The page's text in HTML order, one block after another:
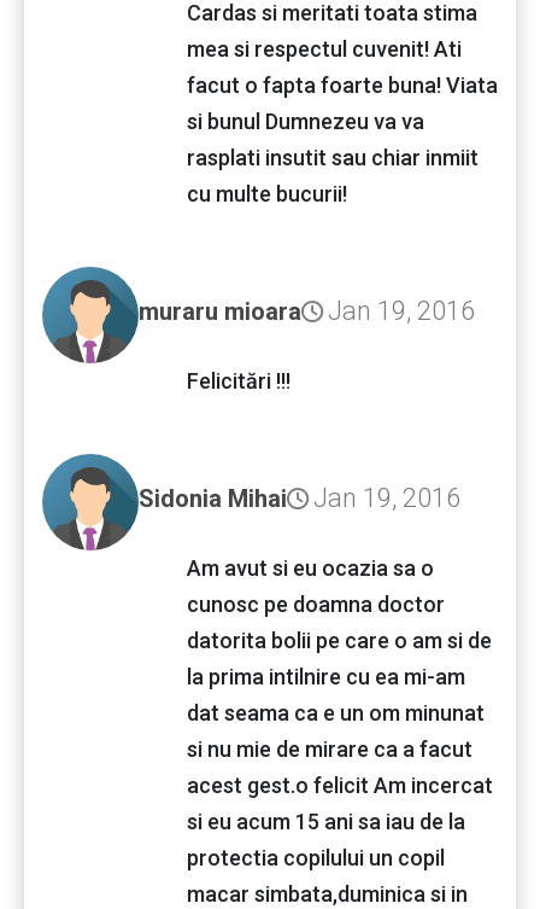
Cardas si meritati toata stima
mea si respectul cuvenit! Ati
facut o fapta foarte buna! Viata
si bunul Dumnezeu va va
rasplati insutit sau chiar inmiit
cu multe bucurii!
muraru mioara Jan 19, 2016
Felicitări !!!
Sidonia Mihai Jan 19, 2016
Am avut si eu ocazia sa o
cunosc pe doamna doctor
datorita bolii pe care o am si de
la prima intilnire cu ea mi-am
dat seama ca e un om minunat
si nu mie de mirare ca a facut
acest gest.o felicit Am incercat
si eu acum 15 ani sa iau de la
protectia copilului un copil
macar simbata,duminica si in